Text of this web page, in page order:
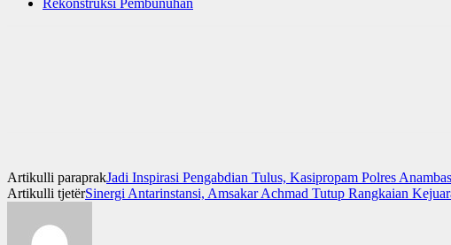
Rekonstruksi Pembunuhan
Artikulli paraprakJadi Inspirasi Pengabdian Tulus, Kasipropam Polres
Artikulli tjetërSinergi Antarinstansi, Amsakar Achmad Tutup Rangkaian